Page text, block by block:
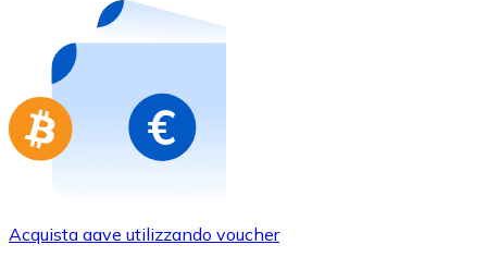
Acquista gift card dei tuoi marchi preferiti con
Vai al negozio di carte regalo
Acquista aave utilizzando voucher